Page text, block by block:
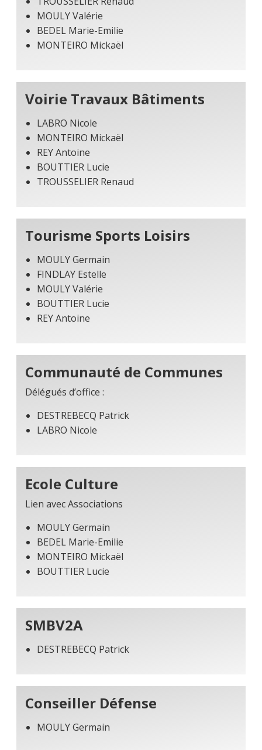
MOULY Valérie
BEDEL Marie-Emilie
MONTEIRO Mickaël
Voirie Travaux Bâtiments
LABRO Nicole
MONTEIRO Mickaël
REY Antoine
BOUTTIER Lucie
TROUSSELIER Renaud
Tourisme Sports Loisirs
MOULY Germain
FINDLAY Estelle
MOULY Valérie
BOUTTIER Lucie
REY Antoine
Communauté de Communes
Délégués d’office :
DESTREBECQ Patrick
LABRO Nicole
Ecole Culture
Lien avec Associations
MOULY Germain
BEDEL Marie-Emilie
MONTEIRO Mickaël
BOUTTIER Lucie
SMBV2A
DESTREBECQ Patrick
Conseiller Défense
MOULY Germain